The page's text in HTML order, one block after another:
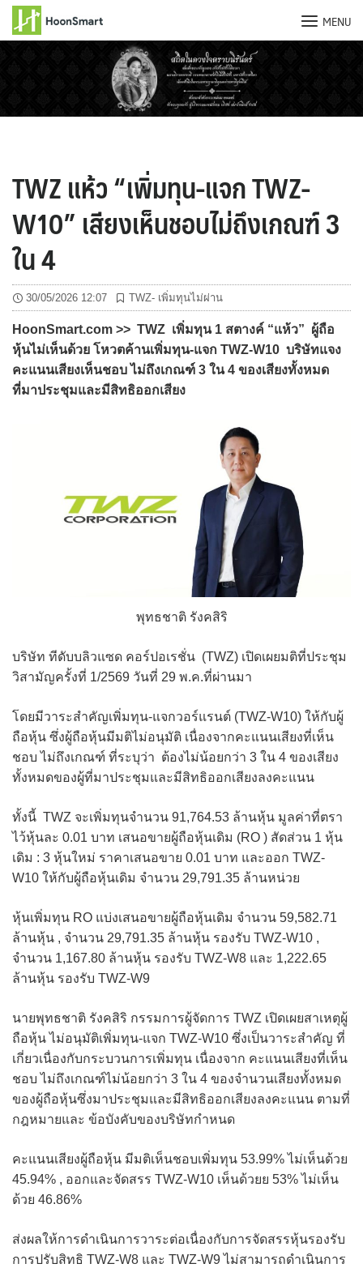
MENU
TWZ แห้ว “เพิ่มทุน-แจก TWZ-
W10” เสียงเห็นชอบไม่ถึงเกณฑ์ 3
ใน 4
30/05/2026 12:07 TWZ- เพิ่มทุนไม่ผ่าน
HoonSmart.com >> TWZ เพิ่มทุน 1 สตางค์ “แห้ว” ผู้ถือ
หุ้นไม่เห็นด้วย โหวตค้านเพิ่มทุน-แจก TWZ-W10 บริษัทแจง
คะแนนเสียงเห็นชอบ ไม่ถึงเกณฑ์ 3 ใน 4 ของเสียงทั้งหมด
ที่มาประชุมและมีสิทธิออกเสียง
พุทธชาติ รังคสิริ
บริษัท ทีดับบลิวแซด คอร์ปอเรชั่น (TWZ) เปิดเผยมติที่ประชุม
วิสามัญครั้งที่ 1/2569 วันที่ 29 พ.ค.ที่ผ่านมา
โดยมีวาระสำคัญเพิ่มทุน-แจกวอร์แรนต์ (TWZ-W10) ให้กับผู้
ถือหุ้น ซึ่งผู้ถือหุ้นมีมติไม่อนุมัติ เนื่องจากคะแนนเสียงที่เห็น
ชอบ ไม่ถึงเกณฑ์ ที่ระบุว่า ต้องไม่น้อยกว่า 3 ใน 4 ของเสียง
ทั้งหมดของผู้ที่มาประชุมและมีสิทธิออกเสียงลงคะแนน
ทั้งนี้ TWZ จะเพิ่มทุนจำนวน 91,764.53 ล้านหุ้น มูลค่าที่ตรา
ไว้หุ้นละ 0.01 บาท เสนอขายผู้ถือหุ้นเดิม (RO ) สัดส่วน 1 หุ้น
เดิม : 3 หุ้นใหม่ ราคาเสนอขาย 0.01 บาท และออก TWZ-
W10 ให้กับผู้ถือหุ้นเดิม จำนวน 29,791.35 ล้านหน่วย
หุ้นเพิ่มทุน RO แบ่งเสนอขายผู้ถือหุ้นเดิม จำนวน 59,582.71
ล้านหุ้น , จำนวน 29,791.35 ล้านหุ้น รองรับ TWZ-W10 ,
จำนวน 1,167.80 ล้านหุ้น รองรับ TWZ-W8 และ 1,222.65
ล้านหุ้น รองรับ TWZ-W9
นายพุทธชาติ รังคสิริ กรรมการผู้จัดการ TWZ เปิดเผยสาเหตุผู้
ถือหุ้น ไม่อนุมัติเพิ่มทุน-แจก TWZ-W10 ซึ่งเป็นวาระสำคัญ ที่
เกี่ยวเนื่องกับกระบวนการเพิ่มทุน เนื่องจาก คะแนนเสียงที่เห็น
ชอบ ไม่ถึงเกณฑ์ไม่น้อยกว่า 3 ใน 4 ของจำนวนเสียงทั้งหมด
ของผู้ถือหุ้นซึ่งมาประชุมและมีสิทธิออกเสียงลงคะแนน ตามที่
กฎหมายและ ข้อบังคับของบริษัทกำหนด
คะแนนเสียงผู้ถือหุ้น มีมติเห็นชอบเพิ่มทุน 53.99% ไม่เห็นด้วย
45.94% , ออกและจัดสรร TWZ-W10 เห็นด้วยย 53% ไม่เห็น
ด้วย 46.86%
ส่งผลให้การดำเนินการวาระต่อเนื่องกับการจัดสรรหุ้นรองรับ
การปรับสิทธิ TWZ-W8 และ TWZ-W9 ไม่สามารถดำเนินการ